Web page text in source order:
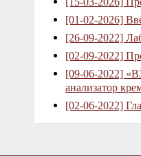
[01-02-2026]
[26-09-2022]
[02-09-2022]
[09-06-2022]
анализатор
[02-06-2022]